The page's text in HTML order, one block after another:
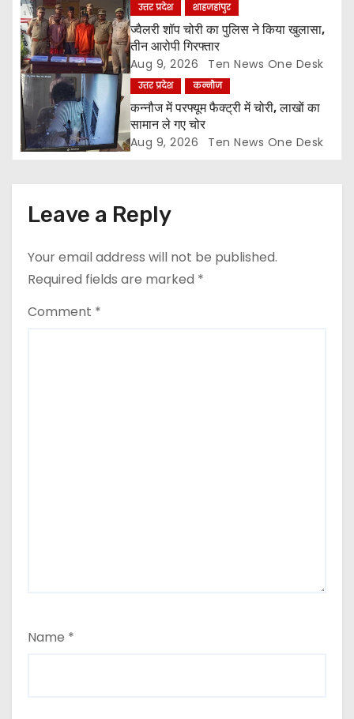
i
o
n
उत्तर प्रदेश शाहजहांपुर
ज्वैलरी शॉप चोरी का पुलिस ने किया खुलासा,
तीन आरोपी गिरफ्तार
Aug 9, 2026 Ten News One Desk
उत्तर प्रदेश कन्नौज
कन्नौज में परफ्यूम फैक्ट्री में चोरी, लाखों का
सामान ले गए चोर
Aug 9, 2026 Ten News One Desk
Leave a Reply
Your email address will not be published.
Required fields are marked *
Comment *
Name *